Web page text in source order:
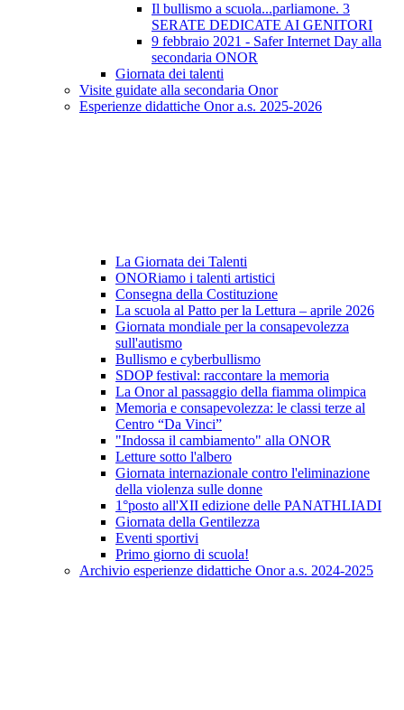
Il bullismo a scuola...parliamone. 3
SERATE DEDICATE AI GENITORI
9 febbraio 2021 - Safer Internet Day alla
secondaria ONOR
Giornata dei talenti
Visite guidate alla secondaria Onor
Esperienze didattiche Onor a.s. 2025-2026
La Giornata dei Talenti
ONORiamo i talenti artistici
Consegna della Costituzione
La scuola al Patto per la Lettura – aprile 2026
Giornata mondiale per la consapevolezza
sull'autismo
Bullismo e cyberbullismo
SDOP festival: raccontare la memoria
La Onor al passaggio della fiamma olimpica
Memoria e consapevolezza: le classi terze al
Centro “Da Vinci”
"Indossa il cambiamento" alla ONOR
Letture sotto l'albero
Giornata internazionale contro l'eliminazione
della violenza sulle donne
1°posto all'XII edizione delle PANATHLIADI
Giornata della Gentilezza
Eventi sportivi
Primo giorno di scuola!
Archivio esperienze didattiche Onor a.s. 2024-2025